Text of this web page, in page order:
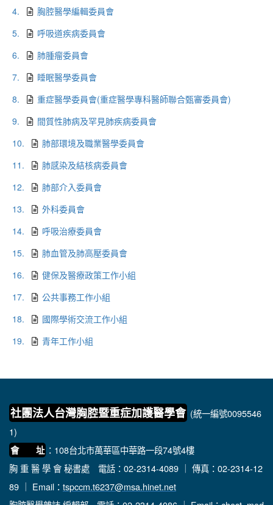
4.
胸腔醫學編輯委員會
5.
呼吸道疾病委員會
6.
肺腫瘤委員會
7.
睡眠醫學委員會
8.
重症醫學委員會(重症醫學專科醫師聯合甄審委員會)
9.
間質性肺病及罕見肺疾病委員會
10.
肺部環境及職業醫學委員會
11.
肺感染及結核病委員會
12.
肺部介入委員會
13.
外科委員會
14.
呼吸治療委員會
15.
肺血管及肺高壓委員會
16.
健保及醫療政策工作小組
17.
公共事務工作小組
18.
國際學術交流工作小組
19.
青年工作小組
社團法人台灣胸腔暨重症加護醫學會 (統一編號0095546
1)
會 址 ：108台北市萬華區中華路一段74號4樓
胸 重 醫 學 會 秘書處 電話：02-2314-4089 ｜ 傳真：02-2314-12
89 ｜ Email： tspccm.t6237@msa.hinet.net